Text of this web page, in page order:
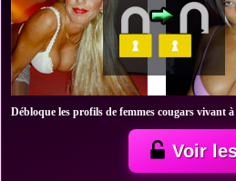
Débloque les profils de femmes cougars vivant
Voir